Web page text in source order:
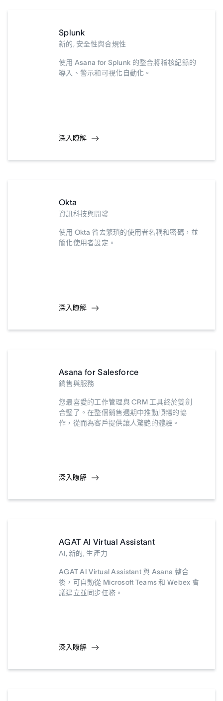
Splunk
新的, 安全性與合規性
使用 Asana for Splunk 的整合將稽核紀錄的
導入、警示和可視化自動化。
深入瞭解
Okta
資訊科技與開發
使用 Okta 省去繁瑣的使用者名稱和密碼，並
簡化使用者設定。
深入瞭解
Asana for Salesforce
銷售與服務
您最喜愛的工作管理與 CRM 工具終於雙劍
合璧了。在整個銷售週期中推動順暢的協
作，從而為客戶提供讓人驚艷的體驗。
深入瞭解
AGAT AI Virtual Assistant
AI, 新的, 生產力
AGAT AI Virtual Assistant 與 Asana 整合
後，可自動從 Microsoft Teams 和 Webex 會
議建立並同步任務。
深入瞭解